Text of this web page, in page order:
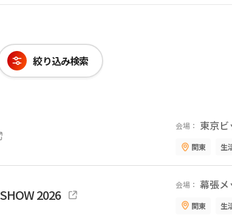
絞り込み検索
会場： 東京ビ
関東 生
2026
会場： 幕張メ
関東 生